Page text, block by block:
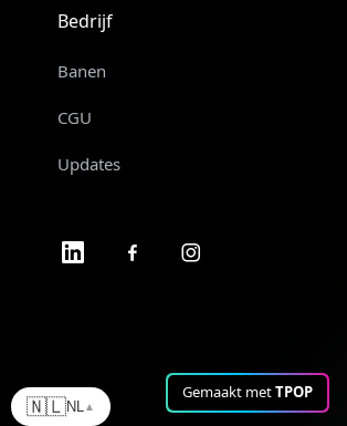
Bedrijf
Banen
CGU
Updates
Gemaakt metTPOP
🇳🇱NL▲